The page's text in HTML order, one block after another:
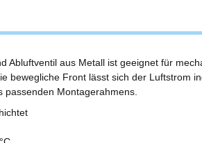
Abluftventil aus Metall ist geeignet für
bewegliche Front lässt sich der Luftstrom
passenden Montagerahmens.